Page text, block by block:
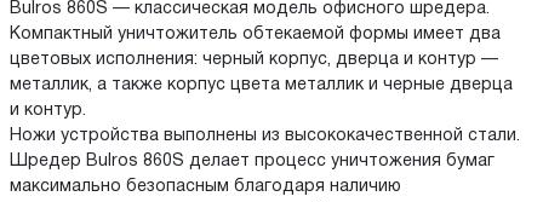
Bulros 860S — классическая модель офисного шредера.
Компактный уничтожитель обтекаемой формы имеет два
цветовых исполнения: черный корпус, дверца и контур —
металлик, а также корпус цвета металлик и черные дверца
и контур.
Ножи устройства выполнены из высококачественной стали.
Шредер Bulros 860S делает процесс уничтожения бумаг
максимально безопасным благодаря наличию